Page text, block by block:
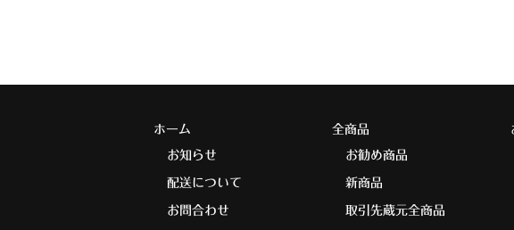
ホーム
お知らせ
配送について
お問合わせ
全商品
お勧め商品
新商品
取引先蔵元全商品